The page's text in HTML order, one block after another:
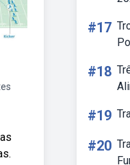
#17
#18
#19
#20